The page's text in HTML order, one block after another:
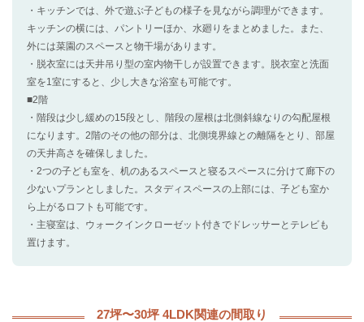
・キッチンでは、外で遊ぶ子どもの様子を見ながら調理ができます。
キッチンの横には、パントリーほか、水廻りをまとめました。また、
外には菜園のスペースと物干場があります。
・脱衣室には天井吊り型の室内物干しが設置できます。脱衣室と洗面
室を1室にすると、少し大きな浴室も可能です。
■2階
・階段は少し緩めの15段とし、階段の屋根は北側斜線なりの勾配屋根
になります。2階のその他の部分は、北側境界線との離隔をとり、部屋
の天井高さを確保しました。
・2つの子ども室を、机のあるスペースと寝るスペースに分けて廊下の
少ないプランとしました。スタディスペースの上部には、子ども室か
ら上がるロフトも可能です。
・主寝室は、ウォークインクローゼット付きでドレッサーとテレビも
置けます。
27坪〜30坪 4LDK関連の間取り